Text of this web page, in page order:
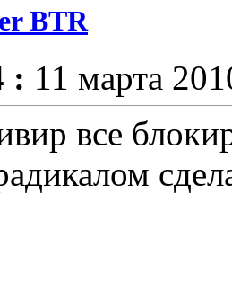
BTR
: 11 марта
все